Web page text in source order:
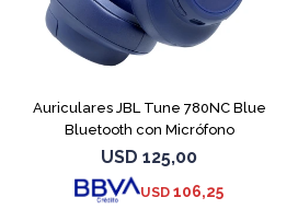
Auriculares JBL Tune 780NC Blue
Bluetooth con Micrófono
USD 125,00
USD 106,25